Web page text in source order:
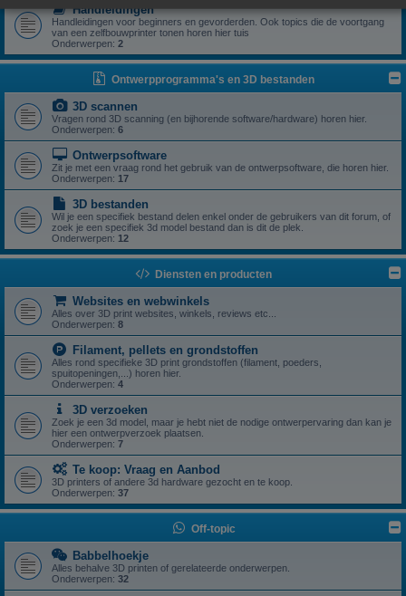
Handleidingen
Handleidingen voor beginners en gevorderden. Ook topics die de voortgang
van een zelfbouwprinter tonen horen hier tuis
Onderwerpen: 2
Ontwerpprogramma's en 3D bestanden
3D scannen
Vragen rond 3D scanning (en bijhorende software/hardware) horen hier.
Onderwerpen: 6
Ontwerpsoftware
Zit je met een vraag rond het gebruik van de ontwerpsoftware, die horen hier.
Onderwerpen: 17
3D bestanden
Wil je een specifiek bestand delen enkel onder de gebruikers van dit forum, of
zoek je een specifiek 3d model bestand dan is dit de plek.
Onderwerpen: 12
Diensten en producten
Websites en webwinkels
Alles over 3D print websites, winkels, reviews etc...
Onderwerpen: 8
Filament, pellets en grondstoffen
Alles rond specifieke 3D print grondstoffen (filament, poeders,
spuitopeningen,...) horen hier.
Onderwerpen: 4
3D verzoeken
Zoek je een 3d model, maar je hebt niet de nodige ontwerpervaring dan kan je
hier een ontwerpverzoek plaatsen.
Onderwerpen: 7
Te koop: Vraag en Aanbod
3D printers of andere 3d hardware gezocht en te koop.
Onderwerpen: 37
Off-topic
Babbelhoekje
Alles behalve 3D printen of gerelateerde onderwerpen.
Onderwerpen: 32